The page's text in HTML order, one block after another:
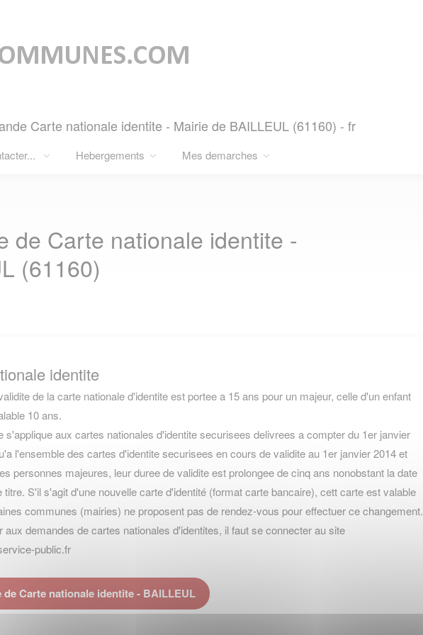
Carte nationale identite - Mairie de BAILLEUL (61160) - fr
Hebergements Mes demarches
de Carte nationale identite -
(61160)
identite
de la carte nationale d'identite est portee a 15 ans pour un majeur, celle d'un enfant
10 ans.
s'applique aux cartes nationales d'identite securisees delivrees a compter du 1er janvier
l'ensemble des cartes d'identite securisees en cours de validite au 1er janvier 2014 et
personnes majeures, leur duree de validite est prolongee de cinq ans nonobstant la date
titre. S'il s'agit d'une nouvelle carte d'identité (format carte bancaire), cett carte est valable
communes (mairies) ne proposent pas de rendez-vous pour effectuer ce changement.
aux demandes de cartes nationales d'identites, il faut se connecter au site
public.fr
de Carte nationale identite - BAILLEUL